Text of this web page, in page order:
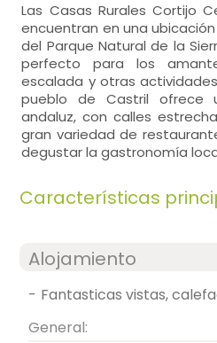
Las Casas Rurales Cortijo
encuentran en una
del Parque Natural de la
perfecto para los
escalada y otras
pueblo de Castril ofrece
andaluz, con calles
gran variedad de
degustar la gastronomía
Características
Alojamiento
-
fantasticas vistas,
General: